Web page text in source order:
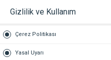
Gizlilik ve Kullanım
Çerez Politikası
Yasal Uyarı